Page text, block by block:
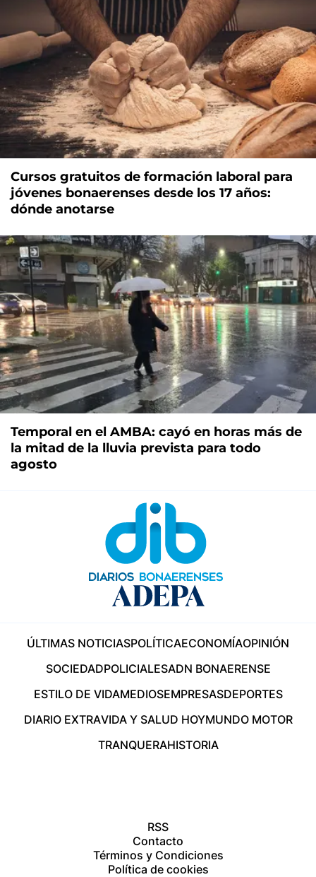
Cursos gratuitos de formación laboral para
jóvenes bonaerenses desde los 17 años:
dónde anotarse
Temporal en el AMBA: cayó en horas más de
la mitad de la lluvia prevista para todo
agosto
ÚLTIMAS NOTICIASPOLÍTICAECONOMÍAOPINIÓN
SOCIEDADPOLICIALESADN BONAERENSE
ESTILO DE VIDAMEDIOSEMPRESASDEPORTES
DIARIO EXTRAVIDA Y SALUD HOYMUNDO MOTOR
TRANQUERAHISTORIA
RSS
Contacto
Términos y Condiciones
Política de cookies